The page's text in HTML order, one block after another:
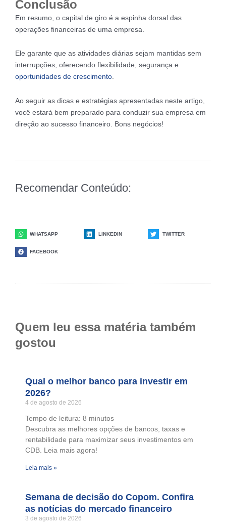
Conclusão
Em resumo, o capital de giro é a espinha dorsal das
operações financeiras de uma empresa.
Ele garante que as atividades diárias sejam mantidas sem
interrupções, oferecendo flexibilidade, segurança e
oportunidades de crescimento
Ao seguir as dicas e estratégias apresentadas neste artigo,
você estará bem preparado para conduzir sua empresa em
direção ao sucesso financeiro. Bons negócios!
Recomendar Conteúdo:
WHATSAPP LINKEDIN TWITTER
FACEBOOK
Quem leu essa matéria também
gostou
Qual o melhor banco para investir em
2026?
4 de agosto de 2026
Tempo de leitura: 8 minutos
Descubra as melhores opções de bancos, taxas e
rentabilidade para maximizar seus investimentos em
CDB. Leia mais agora!
Leia mais »
Semana de decisão do Copom. Confira
as notícias do mercado financeiro
3 de agosto de 2026